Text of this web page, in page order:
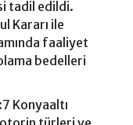
tadil edildi.
Kararı ile
faaliyet
bedelleri
Konyaaltı